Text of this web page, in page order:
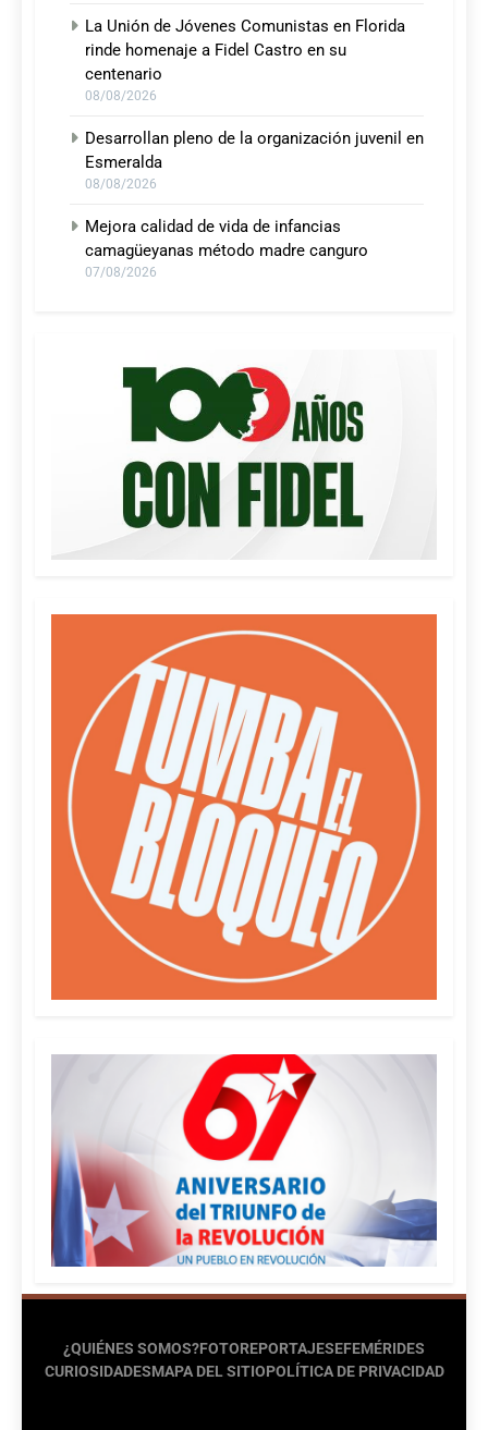
La Unión de Jóvenes Comunistas en Florida
rinde homenaje a Fidel Castro en su
centenario
08/08/2026
Desarrollan pleno de la organización juvenil en
Esmeralda
08/08/2026
Mejora calidad de vida de infancias
camagüeyanas método madre canguro
07/08/2026
¿QUIÉNES SOMOS?FOTOREPORTAJESEFEMÉRIDES
CURIOSIDADESMAPA DEL SITIOPOLÍTICA DE PRIVACIDAD